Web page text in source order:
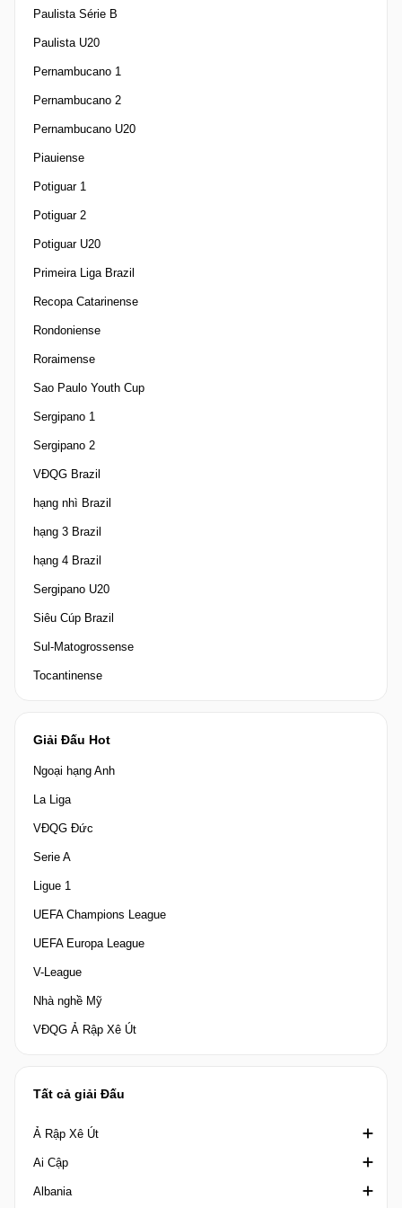
Paulista Série B
Paulista U20
Pernambucano 1
Pernambucano 2
Pernambucano U20
Piauiense
Potiguar 1
Potiguar 2
Potiguar U20
Primeira Liga Brazil
Recopa Catarinense
Rondoniense
Roraimense
Sao Paulo Youth Cup
Sergipano 1
Sergipano 2
VĐQG Brazil
hạng nhì Brazil
hạng 3 Brazil
hạng 4 Brazil
Sergipano U20
Siêu Cúp Brazil
Sul-Matogrossense
Tocantinense
Giải Đấu Hot
Ngoại hạng Anh
La Liga
VĐQG Đức
Serie A
Ligue 1
UEFA Champions League
UEFA Europa League
V-League
Nhà nghề Mỹ
VĐQG Ả Rập Xê Út
Tất cả giải Đấu
Ả Rập Xê Út
Crown Prince Cup Saudi Arabia
Division 1 Saudi Arabia
Ai Cập
Cúp quốc gia Ai Cập
Albania